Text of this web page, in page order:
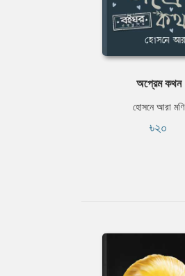
অপ্রেম কথন
হোসনে আরা মণি
৳২০